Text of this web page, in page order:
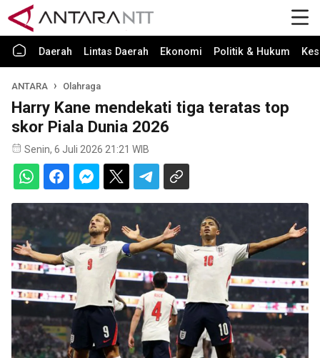
Daerah Lintas Daerah Ekonomi Politik & Hukum
ANTARA Olahraga
Harry Kane mendekati tiga teratas top
skor Piala Dunia 2026
Senin, 6 Juli 2026 21:21 WIB